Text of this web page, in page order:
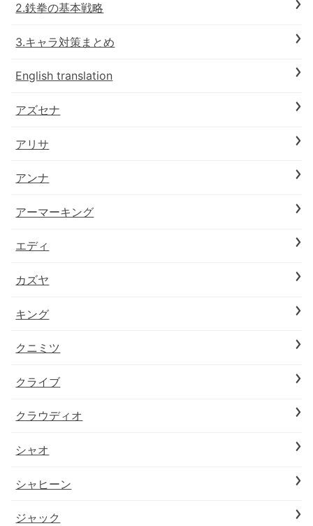
2.鉄拳の基本戦略
3.キャラ対策まとめ
English translation
アズセナ
アリサ
アンナ
アーマーキング
エディ
カズヤ
キング
クニミツ
クライブ
クラウディオ
シャオ
シャヒーン
ジャック